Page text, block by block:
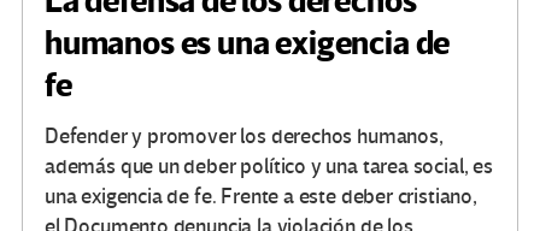
humanos es una exigencia de
fe
Defender y promover los derechos humanos,
además que un deber político y una tarea social, es
una exigencia de fe. Frente a este deber cristiano,